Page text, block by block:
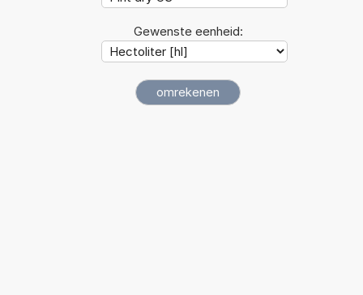
Gewenste eenheid: